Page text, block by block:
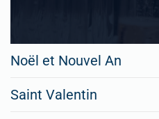
Noël et Nouvel An
Saint Valentin